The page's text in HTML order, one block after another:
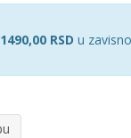
RSD u